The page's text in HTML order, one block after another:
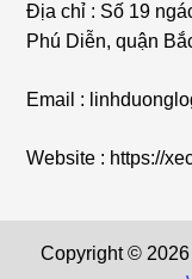
Địa chỉ : Số 19
Phú Diễn, quận
Email :
Website : https://
Copyright © 2026